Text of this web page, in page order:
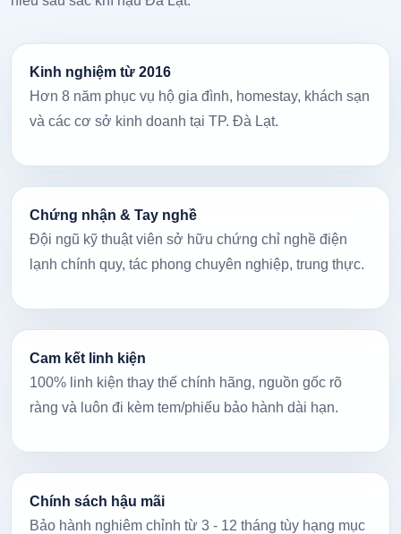
Kinh nghiệm từ 2016
Hơn 8 năm phục vụ hộ gia đình, homestay, khách sạn
và các cơ sở kinh doanh tại TP. Đà Lạt.
Chứng nhận & Tay nghề
Đội ngũ kỹ thuật viên sở hữu chứng chỉ nghề điện
lạnh chính quy, tác phong chuyên nghiệp, trung thực.
Cam kết linh kiện
100% linh kiện thay thế chính hãng, nguồn gốc rõ
ràng và luôn đi kèm tem/phiếu bảo hành dài hạn.
Chính sách hậu mãi
Bảo hành nghiêm chỉnh từ 3 - 12 tháng tùy hạng mục